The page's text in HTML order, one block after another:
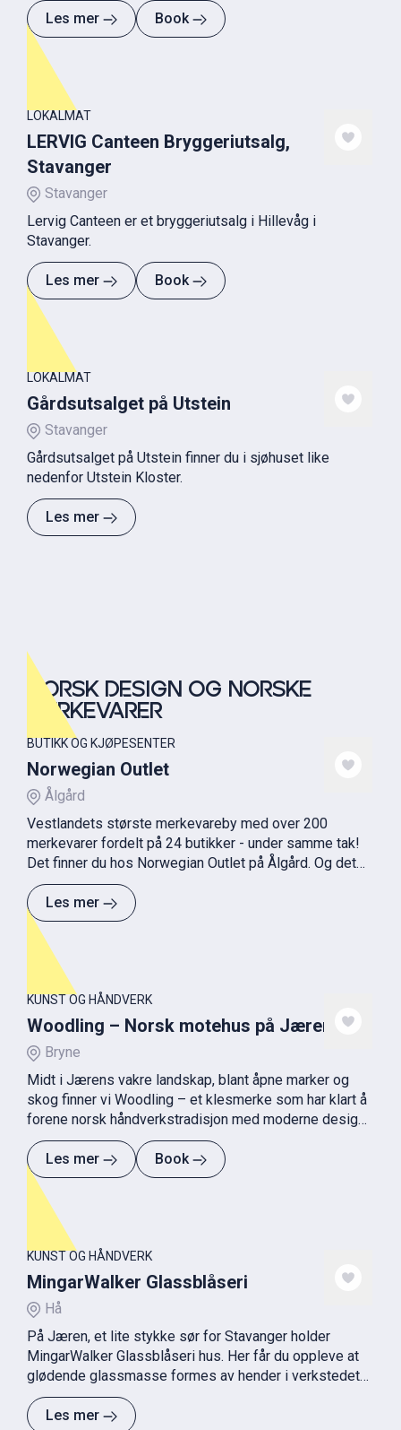
Les mer Book
LOKALMAT
LERVIG Canteen Bryggeriutsalg,
Stavanger
Stavanger
Lervig Canteen er et bryggeriutsalg i Hillevåg i
Stavanger.
Les mer Book
LOKALMAT
Gårdsutsalget på Utstein
Stavanger
Gårdsutsalget på Utstein finner du i sjøhuset like
nedenfor Utstein Kloster.
Les mer
NORSK DESIGN OG NORSKE
MERKEVARER
BUTIKK OG KJØPESENTER
Norwegian Outlet
Ålgård
Vestlandets største merkevareby med over 200
merkevarer fordelt på 24 butikker - under samme tak!
Det finner du hos Norwegian Outlet på Ålgård. Og det
beste er at alt er på tilbud! Alltid! Med 30-70 % rabatt
på alle produkter gjør man garantert et kupp.
Les mer
KUNST OG HÅNDVERK
Woodling – Norsk motehus på Jæren
Bryne
Midt i Jærens vakre landskap, blant åpne marker og
skog finner vi Woodling – et klesmerke som har klart å
forene norsk håndverkstradisjon med moderne design
og bærekraftige verdier.
Les mer
Book
KUNST OG HÅNDVERK
MingarWalker Glassblåseri
Hå
På Jæren, et lite stykke sør for Stavanger holder
MingarWalker Glassblåseri hus. Her får du oppleve at
glødende glassmasse formes av hender i verkstedet
og blir til vakre kunstglass. I hjertet av glasshytta står
smelteovnen vår. Egget.
Les mer